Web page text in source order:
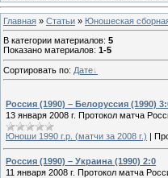
Главная » Статьи » Юношеская
В категории материалов: 5
Показано материалов: 1-5
Сортировать по: Дате
Россия (1990) – Белоруссия (1990)
13 января 2008 г. Протокол матча
Юноши 1990 г.р. (матчи за 2008 г.)
Россия (1990) – Украина (1990) 2:0
11 января 2008 г. Протокол матча